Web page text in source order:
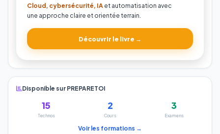
Cloud, cybersécurité, IA et automatisation avec
une approche claire et orientée terrain.
Découvrir le livre →
Disponible sur PREPARETOI
15
Technos
2
Cours
3
Examens
Voir les formations →